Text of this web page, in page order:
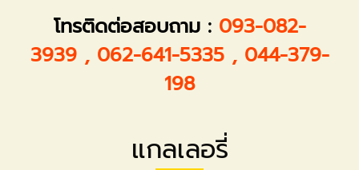
โทรติดต่อสอบถาม : 093-082-
3939 , 062-641-5335 , 044-379-
198
แกลเลอรี่